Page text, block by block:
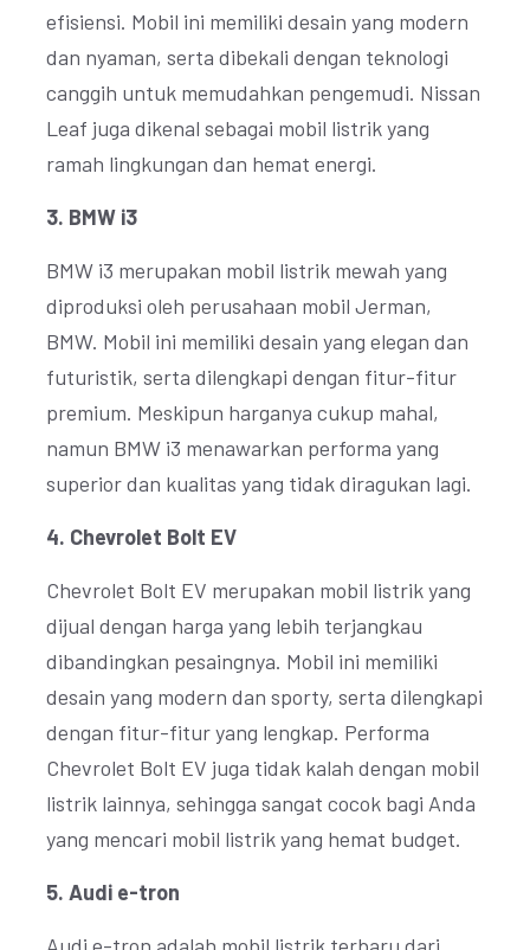
efisiensi. Mobil ini memiliki desain yang modern
dan nyaman, serta dibekali dengan teknologi
canggih untuk memudahkan pengemudi. Nissan
Leaf juga dikenal sebagai mobil listrik yang
ramah lingkungan dan hemat energi.
3. BMW i3
BMW i3 merupakan mobil listrik mewah yang
diproduksi oleh perusahaan mobil Jerman,
BMW. Mobil ini memiliki desain yang elegan dan
futuristik, serta dilengkapi dengan fitur-fitur
premium. Meskipun harganya cukup mahal,
namun BMW i3 menawarkan performa yang
superior dan kualitas yang tidak diragukan lagi.
4. Chevrolet Bolt EV
Chevrolet Bolt EV merupakan mobil listrik yang
dijual dengan harga yang lebih terjangkau
dibandingkan pesaingnya. Mobil ini memiliki
desain yang modern dan sporty, serta dilengkapi
dengan fitur-fitur yang lengkap. Performa
Chevrolet Bolt EV juga tidak kalah dengan mobil
listrik lainnya, sehingga sangat cocok bagi Anda
yang mencari mobil listrik yang hemat budget.
5. Audi e-tron